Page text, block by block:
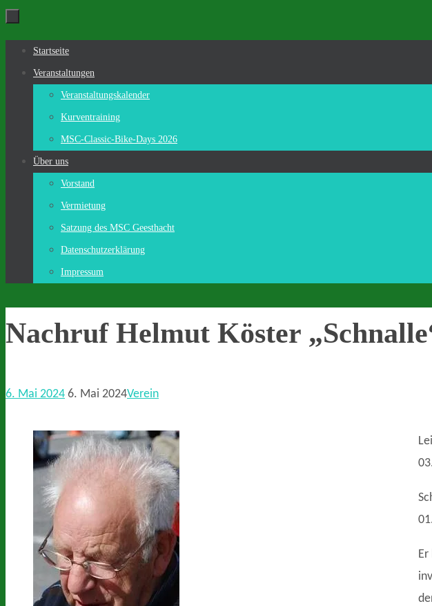
Inhalt
springen
Zum
Inhalt
Startseite
Veranstaltungen
Veranstaltungskalender
Kurventraining
MSC-Classic-Bike-Days 2026
Über uns
Vorstand
Vermietung
Satzung des MSC Geesthacht
Datenschutzerklärung
Impressum
Nachruf Helmut Köster
6. Mai 2024 6. Mai 2024Verein